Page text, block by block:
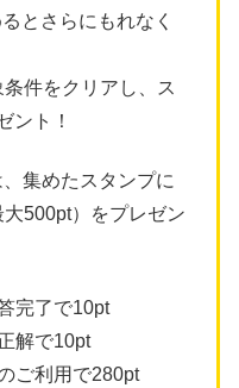
とさらにもれなく
件をクリアし、ス
ント！
集めたスタンプに
500pt）をプレゼン
完了で10pt
解で10pt
ご利用で280pt